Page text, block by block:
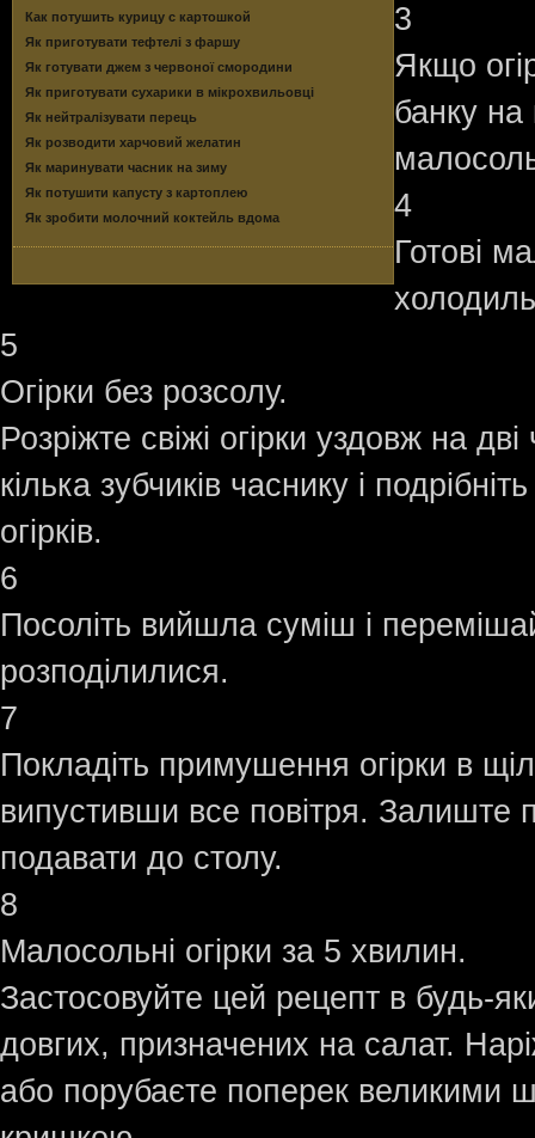
Как потушить курицу с картошкой
Як приготувати тефтелі з фаршу
Як готувати джем з червоної смородини
Як приготувати сухарики в мікрохвильовці
Як нейтралізувати перець
Як розводити харчовий желатин
Як маринувати часник на зиму
Як потушити капусту з картоплею
Як зробити молочний коктейль вдома
3
Якщо
банку на
4
Готові
5
Огірки без розсолу.
Розріжте свіжі огірки уздовж на
кілька зубчиків часнику і
огірків.
6
Посоліть вийшла суміш і
розподілилися.
7
Покладіть примушення огірки в
випустивши все повітря. Залиште
подавати до столу.
8
Малосольні огірки за 5 хвилин.
Застосовуйте цей рецепт в будь-
довгих, призначених на салат.
або порубаєте поперек великими